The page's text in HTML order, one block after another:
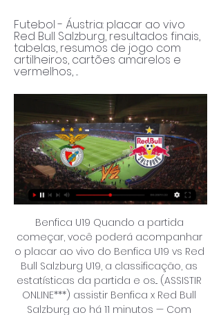
Futebol - Áustria: placar ao vivo
Red Bull Salzburg, resultados finais,
tabelas, resumos de jogo com
artilheiros, cartões amarelos e
vermelhos, ...
Benfica U19 Quando a partida começar, você poderá acompanhar o placar ao vivo do Benfica U19 vs Red Bull Salzburg U19, a classificação, as estatísticas da partida e os... (ASSISTIR ONLINE***) assistir Benfica x Red Bull Salzburg ao há 11 minutos — Com nossa plataforma de transmissão ao vivo confiável e segura, você pode desfrutar de uma experiência de jogo emocionante sem complicações. Vasco Gama AC vs SL Benfica Campeonato Nacional Sub 15 II Divisão | 23/24 - Jornada 4 (M) 18h00 Estádio Municipal de Portimão Portimonense vs SL Benfica Liga Portugal 23/24 - Jornada 6 (M) Gloria Sports Arena SL Benfica vs TSU Tbilisi Basketball Champions League 2023/24 - Quartos-de-Final Jogo (M) Pavilhão Municipal de Vila do Conde ADCR Caxinas vs SL Benfica Campeonato Nacional de Futsal | 23/24 - Jornada 2 (M) 14h00 Local a designar CD Mafra vs SL Benfica Liga Revelação - Sub 23 | 23/24 - Jornada 6 (M) Pavilhão Comendador Adelino Dias Costa AA Avanca vs SL Benfica Campeonato Nacional de Andebol | 23/24 - Jornada 6 (M) Campo Cruz do Reguengo Länk FC Vilaverdense vs SL Benfica B Liga Portugal 2 23/24 - Jornada 6 (M) 20h15 SL Benfica vs FC Porto Liga Portugal 23/24 - Jornada 7 (M) 21h30 Pavilhão João Rocha Sporting CP vs SL Benfica Campeonato Nacional de Futsal Feminino | 23/24 - Jornada 2 (F) Benfica Campus (campo 1) SL Benfica vs Estoril Praia Liga Revelação - Sub 23 | 23/24 - Jornada 7 (M) Pavilhão Desportivo dos Lombos Quinta dos Lombos vs SL Benfica Campeonato Nacional de Futsal | 23/24 - Jornada 3 (M) SL Benfica vs Vitória FC Campeonato Sub-19 23/24 - Grupo South Jogo 7 (M) Pavilhão Desportivo Unidade Vimaranense Vitória SC vs SL Benfica Campeonato Nacional de Andebol | 23/24 - Jornada 5 (M) 18h00. 

Atual campeão, o Manchester City está como cabeça de chave no pote 1, ao lado de Sevilla, campeão da Liga Europa, e Barcelona, Napoli, Bayern de Munique, PSG, Benfica e Feyenoord, todos campeões nacionais. Veja como estão os potes para o sorteio: POTE 1 Manchester City Sevilla Barcelona Napoli Bayern de Munique Paris Saint-Germain Benfica Feyenoord POTE 2 Real Madrid Manchester United Inter de Milão Borussia Dortmund Atlético de Madrid RB Leipzig Porto Arsenal POTE 3 Shakhtar Donetsk RB Salzburg Milan Lazio Estrela Vermelha Braga PSV Copenhagen POTE 4 Newcastle Union Berlin Lens Real Sociedad Galatasaray Celtic Young Boys Royal Antwerp Quando começa a Champions League? Fase de grupos está programada para iniciar no dia 19 de setembro. 

(TV ESPORTIVA) Portugal Sub-19 x Itália Sub-19 ao... Gratuito: Marcação prévia obrigatória - Inscrições mais informações em slbenfica. pt Património Cultural hoje em competição: Barbara Timo (63 kg) Pavilhão Nº 2 (Estádio do SL Benfica) SL Benfica vs FC Gaia Campeonato Nacional de Andebol | 23/24 - Jornada 4 (M) Pavilhão de Tomar SL Benfica vs SC Tomar Supertaça António Livramento | 2023 - Final (M) Centro Insular de los Deportes SL Benfica vs Río Duero Soria Taça Ibérica | 2023 - Ronda (M) CF Belenenses vs SL Benfica Campeonato Sub-19 23/24 - Jornada 6 (M) Lugo CV Emevé vs SL Benfica Jogo amigável (Voleibol) | 23/24 (F) 17h00 SL Benfica vs Águias Santa Marta Campeonato Nacional de Futsal Feminino | 23/24 - Jornada 1 (F) 19h00 SL Benfica vs SC Witasek Ferlach EHF European Cup Women 23/24 - Fase 2 Jornada (F) 11h00 11h30 Benfica Campus (campo 7) SL Benfica vs SC Olhanense Campeonato Nacional Sub-17 II Divisão | 23/24 - Jornada 13 (M) hoje em competição: Rochele Nunes (+78 kg) SL Benfica vs CDE Gil Eanes Campeonato Nacional de Andebol Feminino| 23/24 - Jornada 2 (F) 16h30. 

Benfica x Red Bull Salzburg em DIRETO - FuteMAX há 23 horas — Assistir Futebol ao vivo em HD, nunca foi tão rápido e fácil, os melhores jogos do Futebol online é aqui no FuteMAX.Digital!

Benfica x Salzburg – Palpites, Saiba Onde Assistir, Horário há 5 horas — Red Bull Salzburg. Red. 2. X. 0. Rapid Vienna. Rap. Vitória. V. 26/08/2023 Transmissão: HBO Max. Prognóstico. Benfica vence. Melhor Odd. 1.46.

[[[ASSISTIR AO VIVO!]]>] Benfica x RB Salzburg ao vivo na tv há 2 horas — [ASSISTIR AO VIVO!]]>] Benfica x RB Salzburg ao vivo na tv 20/09/2023 há 1 dia — Sobre a partida. As equipes entram em campo nesta quarta às ...

[ASSISTIR!)] Benfica x RB Salzburg ao vivo na TV e Online há 2 horas — Benfica x RB Salzburg: Palpite da Champions League (20 há 12 horas — Onde assistir Benfica x Salzburg na TV; Transmissão ao vivo. Confira, ...

(FUTEBOL!!) Benfica x Red Bull ao vivo 20.09.2023 há 5 horas há 13 horas — Benfica x Red Bull Salzburg – onde assistir, horário e canal Data e horário: 20 [[[TRANSMISSÃO@]<<<]] Benfica x RB Salzburg ao vivo há ...

[[ao vivo>]] assistir Benfica Juniores e Salzburg U-19 ao vi há 18 horas — Salzburg U19, a classificação, as estatísticas da partida e os Onde assistir, palpites e escalações de Benfica x RB Salzburg - Champions

Benfica x Salzburg: onde assistir ao jogo pelo Grupo D da há 2 dias — Benfica x Salzburg - 15h45 (horário de Brasília) - Transmissão ao vivo e exclusiva da HBO Max. Champions League · Benfica · RB Salzburg.

Benfica 1-2 Red Bull Salzburg :: UEFA Youth League 2016 ESTAVA NO ESTÁDIO? Para marcar este jogo como um dos que assistiu ao vivo é necessário que seja registado. Faça login ou registe-se... login ...

Benfica x RB Salzburg ao vivo: onde assistir a Champions há 14 horas — Em resumo, o duelo terá transmissão com imagens para o Brasil via streaming do HBO Max. Competição, Champions League – 1ª rodada do Grupo B.

[[TV ao vivo!]] assistir Benfica e Red Bull Salzburg ao vivo há 13 horas — há 12 horas — Onde assistir Benfica x Salzburg na TV; Transmissão ao vivo. Confira, portanto, as prováveis escalações das equipes ...

Os dois atacantes destacados terão o apoio do prospecto israelense Oscar Gloukh, que marcou um gol e três assistências até o momento nesta campanha, enquanto Maurits Kjaergaard, Mads Bidstrup e Lucas Gourna-Douath devem manter seus lugares na sala de máquinas. O principal defesa Strahinja Pavlovic falhou o recente jogo do Sturm Graz devido a doença e, se não for considerado pronto para regressar a tempo para a viagem de quarta-feira a Portugal, Kamil Piatkowski e Samson Baidoo deverão novamente formar parceria no centro da defesa à frente do guarda Alexander Schlager. 

Aliás, a #CASADACHAMPIONS no Brasil, agora é mesmo o SBT e a TNT, desbancando algumas TV´s como a Globo, que ficou de fora. Acompanhe a agenda de jogos de futebol e modalidadesSL Benfica Agora Agenda Futebol Futebol feminino Lançamento do martelo Luta Luta Feminina Polo aquático feminino Râguebi feminino Andebol Basquetebol Futsal Hóquei em Patins Voleibol Atletismo Olímpico Artes Marciais Bilhar Boxe Campismo Canoagem Desportos De Combate Duatlo Equestre Ginástica Golfe Judo Motociclismo Natação Padel Paintball Patinagem Artística Pesca Desportiva Polo Aquático Râguebi Taekwondo Ténis Ténis de Mesa Triatlo Karting 2024 jan fev mar abr mai jun jul ago set 13h00 Benfica Campus SL Benfica vs FC RB Salzburgo UEFA Liga Jovem 23/24 - Grupo D Jogo 1 (M) 16h00 Sala de Imprensa dos Pavilhões | Pavilhão nº 2 Antevisão da Taça Ibérica | Treino aberto A equipa masculina de voleibol, realiza esta tarde um treino aberto, antes o treinadorfaz a antevisão da Taça Ibérica 15h40 – Declarações do treinador Marcel Matz e de um atleta 16h00 – Treino aberto 20h00 Estádio do Sport Lisboa e Benfica SL Benfica vs FC Salzburgo Liga dos Campeões da UEFA 23/24 - Grupo D Jogo 1 (M) 21h00 Pavilhão Fidelidade SL Benfica vs Stuart Massamá Taça Professor João Campelo | 23/24 - Jornada 3 (F) 12h30 National Gymnastics Arena - Baku - Azerbaijão Baku Grand Slam hoje em competição: Telma Monteiro (-57kg) 15h00 Estádio do SL Benfica e Museu Benfica Ser Benfiquista | Jornadas Europeias do Património Visita guiada ao Centro de Documentação e Informação, ao Departamento de Reserva, Conservação e Restauro e ao Museu Benfica, que culminará no Museu com uma tertúlia. 

Benfica x Red Bull Salzburg em DIRETO: Ver Champions League 2023/24 online grátisBenfica e Red Bull Salzburg se enfrentam na tarde desta quarta (20), às 16h00 (de Brasília), no Estádio da Luz, em Lisboa, em Portugal, válida pela 1ª rodada do Grupo D da Champions League 2023/24. A partida será transmitida em directo no canal Eleven Sports 1. A partida começa às 20h00 (horário de Lisboa), Já aqui no Brasil, será transmitida pelo serviço de streaming HBO Max. FICHA TÉCNICA: Benfica x Red Bull Salzburg Data e horário: 20/09/2023, às 16h (de Brasília) Local: Estádio da Luz, em Lisboa (POR) Árbitro: Halil Umut Meler TUR Assistentes: Mustafa Eyisoy TUR e Kerem Ersoy TUR VAR: Alper Ulusoy TUR Onde assistir ao vivo: HBO Max (no Brasil). 

15:34há 17 diasDiferentemente, o Vitória de Guimarães ganhou três partidas em três jogos. Invicto, os Conquistadores são os líderes do Campeonato Português, com nove pontos. 15:29há 17 diasApós estrear a liga com derrota, o Benfica engatou duas vitórias seguidas. Os Encarnados estão na quinta posição, com seis pontos. Da mesma forma, Okafor abriu o placar no primeiro jogo do RB Salzburg e empatou o segundo, com, também, dois tentos anotados. 

SC Witasek Ferlach vs SL Benfica EHF European Cup Women 23/24 - Fase 2 Jornada 2 (F) SL Benfica vs GD Estoril Praia Campeonato Nacional de Iniciados Sub 15| 23/24 - Jornada 6 (M) SL Benfica vs CS Marítimo LIGA BPI Futebol Feminino 2023/24 - Jornada 2 (F) Futebol Feminino LIGA BPI Futebol Feminino 2022/23 - Jornada 2 (F) SL Benfica vs CDE Francisco Franco Campeonato Nacional Liga Feminina | 23/24 - Jornada 1 (F) Giuseppe Meazza FC Inter Milão vs SL Benfica UEFA Liga Jovem 23/24 - Grupo D Jogo 2 (M) Inter de Milão vs SL Benfica Liga dos Campeões da UEFA 23/24 - Grupo D Jogo 2 (M) A definir SL Benfica vs Vitória SC Campeonato Nacional da Liga Masculina | 23/24 - Jornada 2 (M) Pavilhão Desportivo de Albufeira Imortal BC vs SL Benfica Campeonato Nacional Liga Feminina | 23/24 - Jornada 2 (F) Pavilhão de Sequeira HC Braga vs SL Benfica Campeonato Nacional de Hóquei |23/24 - Jornada 1 (M) SL Benfica vs CA Feira Elite Cup